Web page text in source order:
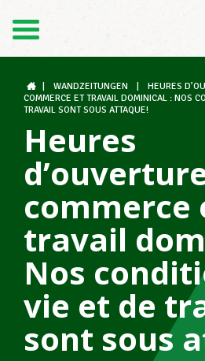
DE
Le LCGB
Structures syndicales
Assistance au Travail
Vos droits
WANDZEITUNGEN
HEURES
COMMERCE ET TRAVAIL DOMINICAL : NOS
TRAVAIL SONT SOUS ATTAQUE!
Heures
commerce
travail
Nos
vie et de
sont sous